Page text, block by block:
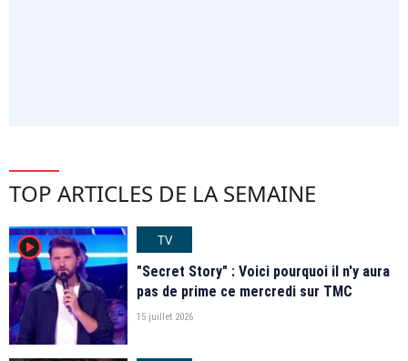
TOP ARTICLES DE LA SEMAINE
player2
TV
"Secret Story" : Voici pourquoi il n'y aura
pas de prime ce mercredi sur TMC
15 juillet 2026